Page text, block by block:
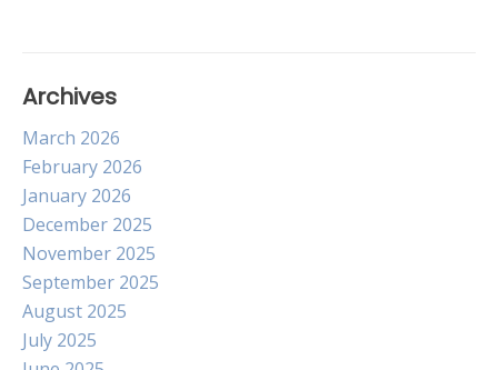
Archives
March 2026
February 2026
January 2026
December 2025
November 2025
September 2025
August 2025
July 2025